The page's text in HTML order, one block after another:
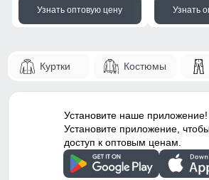
Узнать оптовую цену Узнать
Куртки Костюмы
Установите наше приложение!
Установите приложение,
доступ к оптовым ценам.